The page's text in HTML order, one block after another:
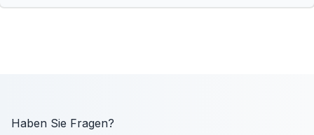
Haben Sie Fragen?